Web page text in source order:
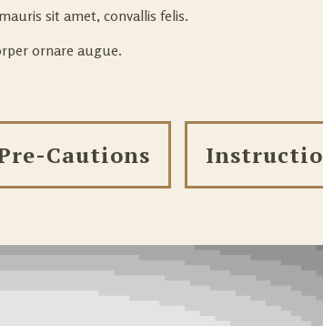
sit amet, convallis felis.
ornare augue.
Cautions